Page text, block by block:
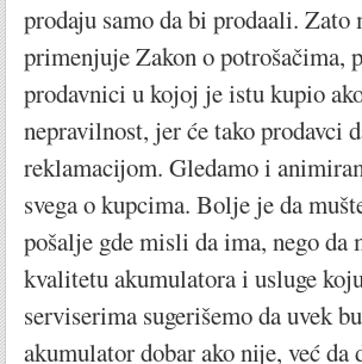
prodaju samo da bi prodaali. Zato
primenjuje Zakon o potrošačima,
prodavnici u kojoj je istu kupio
nepravilnost, jer će tako prodavci
reklamacijom. Gledamo i
svega o kupcima. Bolje je da
pošalje gde misli da ima, nego da
kvalitetu akumulatora i usluge
serviserima sugerišemo da uvek
akumulator dobar ako nije, već da